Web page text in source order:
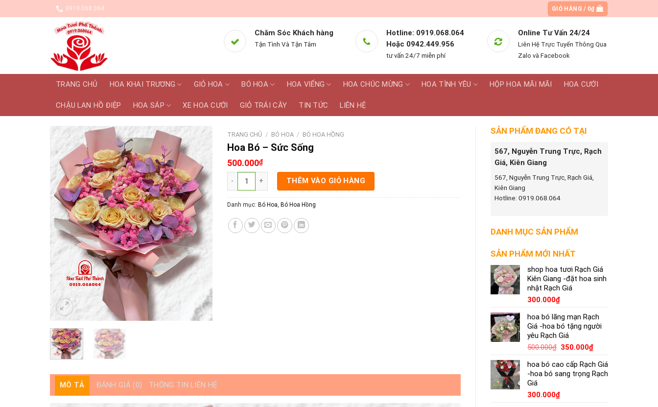
to
0919.068.064 GIỎ HÀNG / 0₫
Chăm Sóc Khách hàng
Tận Tình Và Tận Tâm
Hotline: 0919.068.064
Hoặc 0942.449.956
tư vấn 24/7 miễn phí
Online Tư Vấn 24/24
Liên Hệ Trực Tuyến Thông Qua
Zalo và Facebook
TRANG CHỦ HOA KHAI TRƯƠNG GIỎ HOA BÓ HOA HOA VIẾNG HOA CHÚC MỪNG HOA TÌNH YÊU HỘP HOA MÃI MÃI HOA CƯỚI
CHẬU LAN HỒ ĐIỆP HOA SÁP XE HOA CƯỚI GIỎ TRÁI CÂY TIN TỨC LIÊN HỆ
SẢN PHẨM ĐANG CÓ TẠI
567, Nguyễn Trung Trực, Rạch
Giá, Kiên Giang
567, Nguyễn Trung Trực, Rạch Giá,
Kiên Giang
Hotline: 0919.068.064
DANH MỤC SẢN PHẨM
SẢN PHẨM MỚI NHẤT
shop hoa tươi Rạch Giá
Kiên Giang -đặt hoa sinh
nhật Rạch Giá
300.000₫
hoa bó lãng mạn Rạch
Giá -hoa bó tặng người
yêu Rạch Giá
500.000₫ 350.000₫
hoa bó cao cấp Rạch Giá
-hoa bó sang trọng Rạch
Giá
300.000₫
TRANG CHỦ / BÓ HOA / BÓ HOA HỒNG
Hoa Bó – Sức Sống
500.000₫
Hoa Bó - Sức Sống số lượngTHÊM VÀO GIỎ HÀNG
Danh mục: Bó Hoa, Bó Hoa Hồng
MÔ TẢ ĐÁNH GIÁ (0) THÔNG TIN LIÊN HỆ